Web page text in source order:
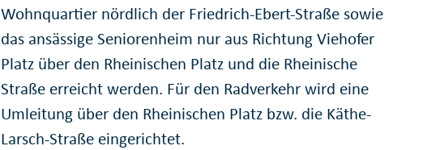
Wohnquartier nördlich der Friedrich-Ebert-Straße sowie
das ansässige Seniorenheim nur aus Richtung Viehofer
Platz über den Rheinischen Platz und die Rheinische
Straße erreicht werden. Für den Radverkehr wird eine
Umleitung über den Rheinischen Platz bzw. die Käthe-
Larsch-Straße eingerichtet.